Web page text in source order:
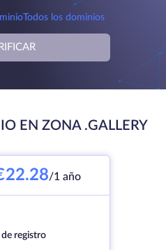
Todos los dominios
EN ZONA .GALLERY
/1 año
registro